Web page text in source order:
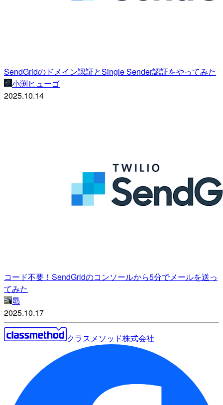
SendGridのドメイン認証とSingle Sender認証をやってみた
小渕ヒューゴ
2025.10.14
コード不要！SendGridのコンソールから5分でメールを送っ
てみた
昴
2025.10.17
クラスメソッド株式会社